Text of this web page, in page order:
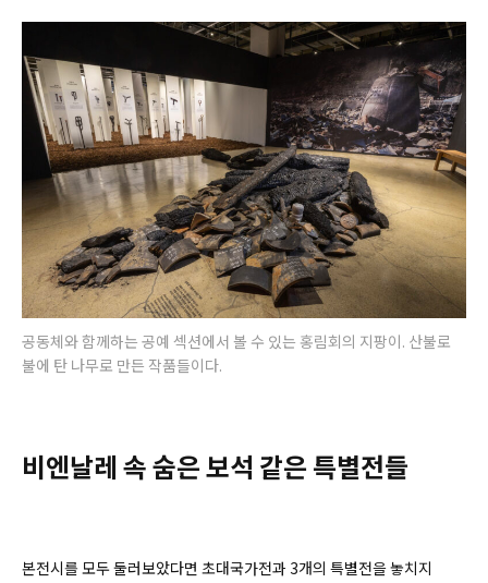
공동체와 함께하는 공예 섹션에서 볼 수 있는 홍림회의 지팡이. 산불로
불에 탄 나무로 만든 작품들이다.
비엔날레 속 숨은 보석 같은 특별전들
본전시를 모두 둘러보았다면 초대국가전과 3개의 특별전을 놓치지